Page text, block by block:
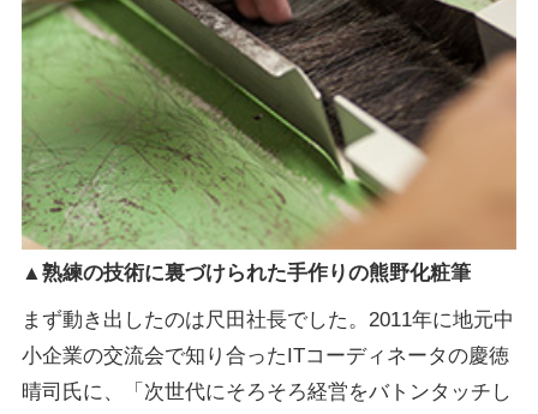
▲熟練の技術に裏づけられた手作りの熊野化粧筆
まず動き出したのは尺田社長でした。2011年に地元中
小企業の交流会で知り合ったITコーディネータの慶徳
晴司氏に、「次世代にそろそろ経営をバトンタッチし